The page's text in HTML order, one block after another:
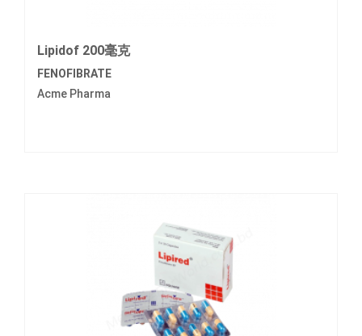
Lipidof 200毫克
FENOFIBRATE
Acme Pharma